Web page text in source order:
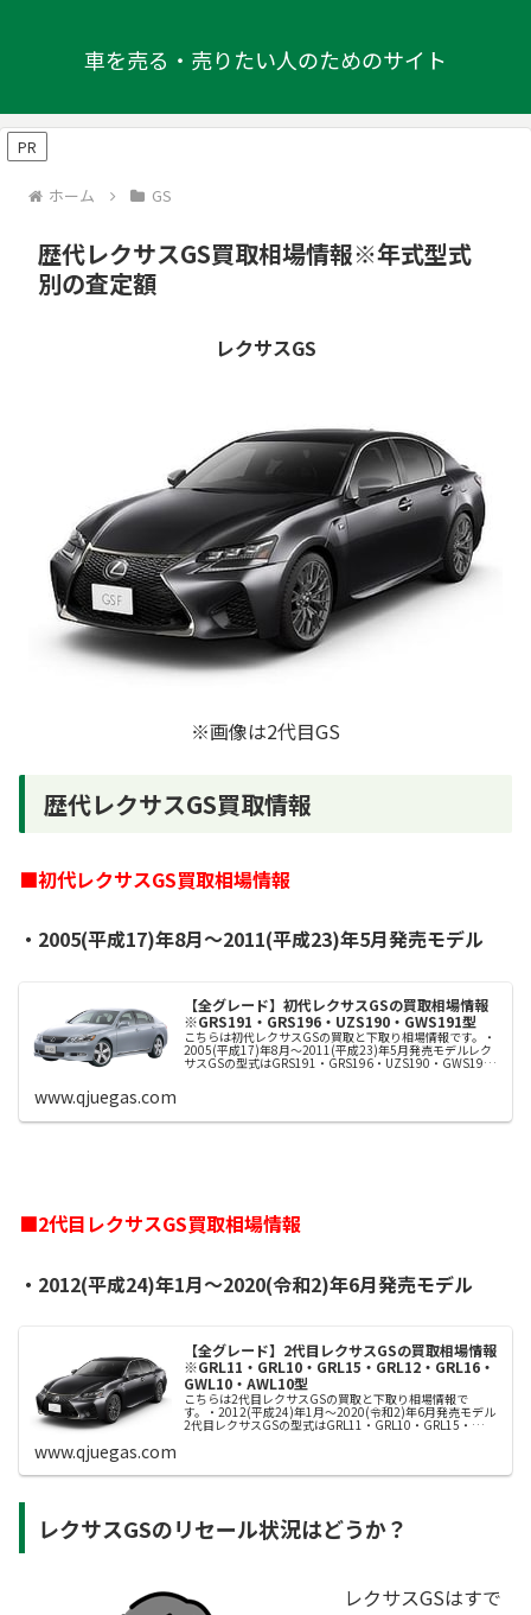
車を売る・売りたい人のためのサイト
PR
ホーム GS
歴代レクサスGS買取相場情報※年式型式
別の査定額
レクサスGS
※画像は2代目GS
歴代レクサスGS買取情報
■初代レクサスGS買取相場情報
・ 2005(平成17)年8月～2011(平成23)年5月発売モデル
【全グレード】初代レクサスGSの買取相場情報
※GRS191・GRS196・UZS190・GWS191型
こちらは初代レクサスGSの買取と下取り相場情報です。・
2005(平成17)年8月～2011(平成23)年5月発売モデルレク
サスGSの型式はGRS191・GRS196・UZS190・GWS191
www.qjuegas.com
■2代目レクサスGS買取相場情報
・2012(平成24)年1月～2020(令和2)年6月発売モデル
【全グレード】2代目レクサスGSの買取相場情報
※GRL11・GRL10・GRL15・GRL12・GRL16・
GWL10・AWL10型
こちらは2代目レクサスGSの買取と下取り相場情報で
す。・2012(平成24)年1月～2020(令和2)年6月発売モデル
2代目レクサスGSの型式はGRL11・GRL10・GRL15・
GRL12・GRL16・GWL10・AWL10型です。2代目...
www.qjuegas.com
レクサスGSのリセール状況はどうか？
レクサスGSはすで